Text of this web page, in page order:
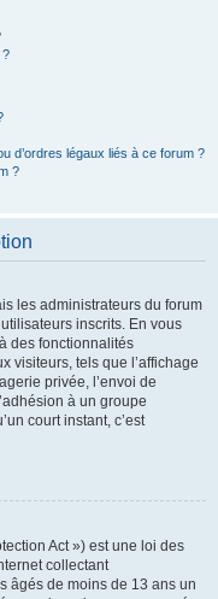
?
d’ordres légaux liés à ce forum ?
?
les administrateurs du forum
inscrits. En vous
des fonctionnalités
visiteurs, tels que l’affichage
privée, l’envoi de
à un groupe
court instant, c’est
Act ») est une loi des
collectant
âgés de moins de 13 ans un